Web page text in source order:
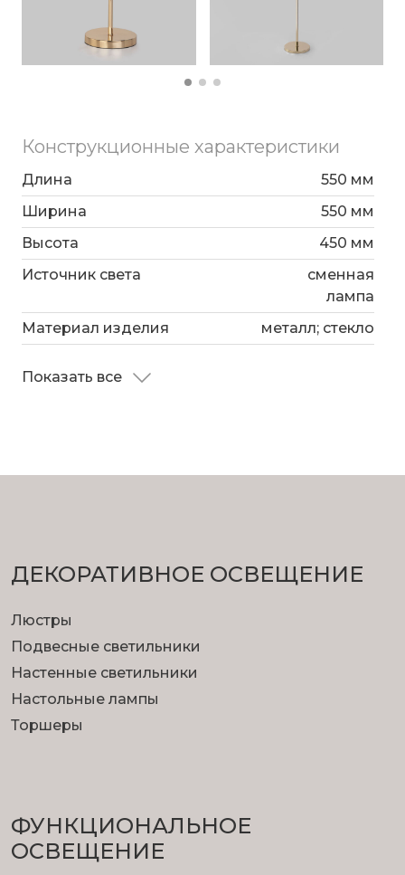
Конструкционные характеристики
Длина
550 мм
Ширина
550 мм
Высота
450 мм
Источник света
сменная
лампа
Материал изделия
металл; стекло
Показать все
ДЕКОРАТИВНОЕ ОСВЕЩЕНИЕ
Люстры
Подвесные светильники
Настенные светильники
Настольные лампы
Торшеры
ФУНКЦИОНА­ЛЬНОЕ
ОСВЕЩЕНИЕ